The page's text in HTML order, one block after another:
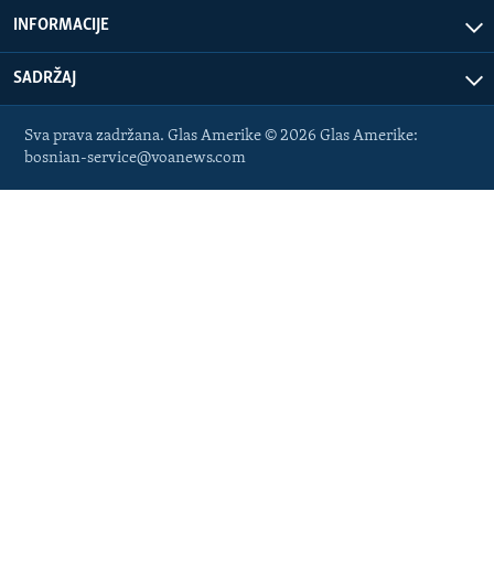
INFORMACIJE
SADRŽAJ
Sva prava zadržana. Glas Amerike © 2026 Glas Amerike:
bosnian-service@voanews.com